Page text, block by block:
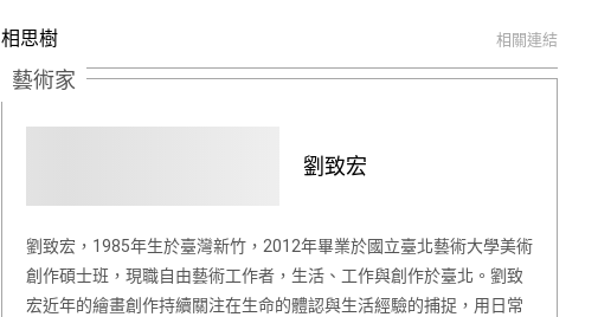
相思樹 相關連結
藝術家
劉致宏
劉致宏，1985年生於臺灣新竹，2012年畢業於國立臺北藝術大學美術
創作碩士班，現職自由藝術工作者，生活、工作與創作於臺北。劉致
宏近年的繪畫創作持續關注在生命的體認與生活經驗的捕捉，用日常